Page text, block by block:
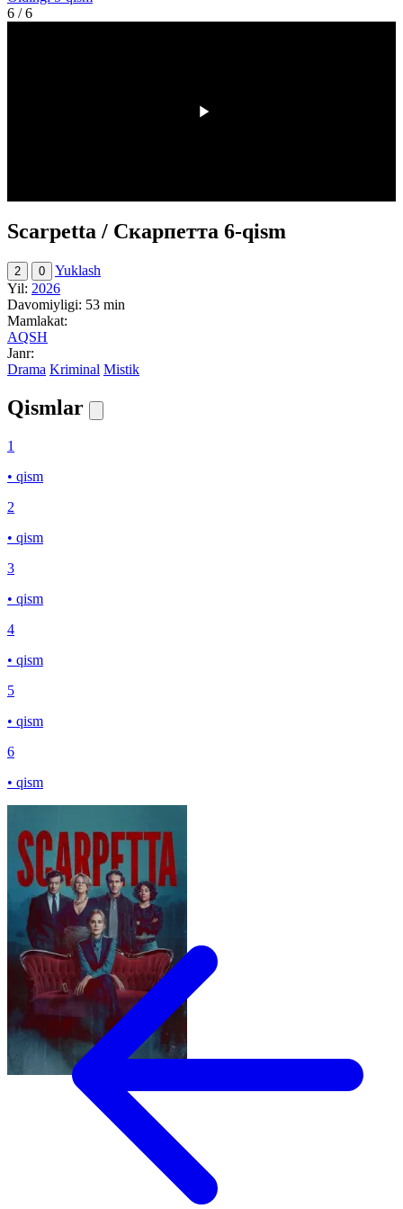
6 / 6
Scarpetta / Скарпетта 6-qism
2 0
Yuklash
Yil: 2026
Davomiyligi: 53 min
Mamlakat:
AQSH
Janr:
Drama Kriminal Mistik
Qismlar
1
• qism
2
• qism
3
• qism
4
• qism
5
• qism
6
• qism